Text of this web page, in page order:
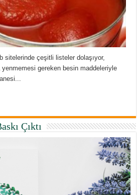
sitelerinde çeşitli listeler dolaşıyor,
yenmemesi gereken besin maddeleriyle
Çıktı